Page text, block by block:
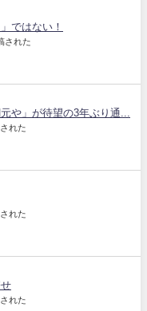
ではない！
された
や」が待望の3年ぶり通...
れた
れた
れた